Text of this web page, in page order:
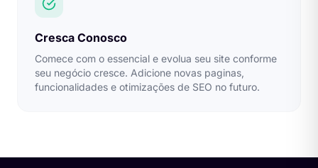
Cresca Conosco
Comece com o essencial e evolua seu site conforme
seu negócio cresce. Adicione novas paginas,
funcionalidades e otimizações de SEO no futuro.